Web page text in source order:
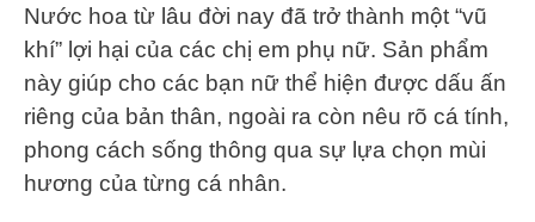
Nước hoa từ lâu đời nay đã trở thành một “vũ
khí” lợi hại của các chị em phụ nữ. Sản phẩm
này giúp cho các bạn nữ thể hiện được dấu ấn
riêng của bản thân, ngoài ra còn nêu rõ cá tính,
phong cách sống thông qua sự lựa chọn mùi
hương của từng cá nhân.